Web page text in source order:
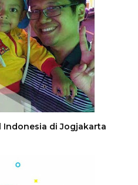
di Jogjakarta